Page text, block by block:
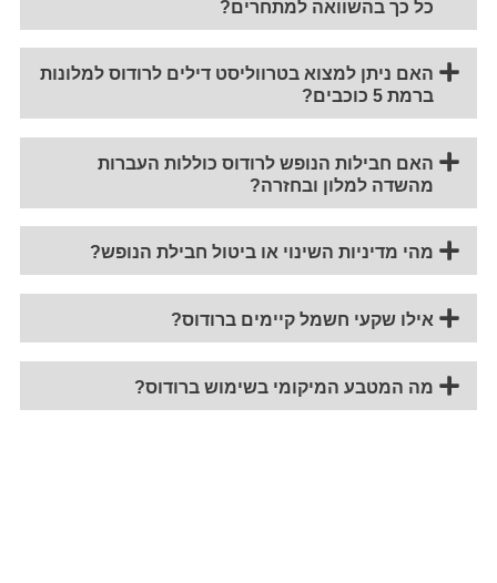
כל כך בהשוואה למתחרים?
האם ניתן למצוא בטרווליסט דילים לרודוס למלונות
ברמת 5 כוכבים?
האם חבילות הנופש לרודוס כוללות העברות
מהשדה למלון ובחזרה?
מהי מדיניות השינוי או ביטול חבילת הנופש?
אילו שקעי חשמל קיימים ברודוס?
מה המטבע המיקומי בשימוש ברודוס?